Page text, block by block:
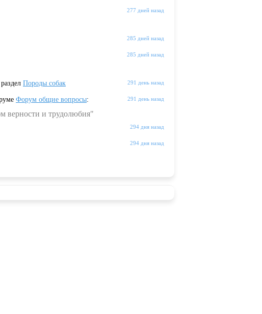
277 дней назад
285 дней назад
285 дней назад
291 день назад
Породы собак
291 день назад
Форум общие вопросы:
верности и трудолюбия"
294 дня назад
294 дня назад